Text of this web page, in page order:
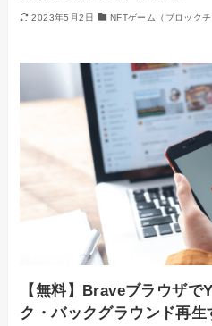
2023年5月2日 NFTゲーム（ブロックチ
【無料】Braveブラウザで
ク・バックグラウンド再生